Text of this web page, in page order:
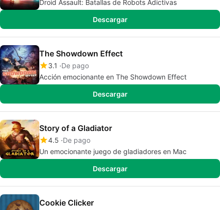
Droid Assault: Batallas de Robots Adictivas
Descargar
The Showdown Effect
3.1
De pago
Acción emocionante en The Showdown Effect
Descargar
Story of a Gladiator
4.5 De pago
Un emocionante juego de gladiadores en Mac
Descargar
Cookie Clicker